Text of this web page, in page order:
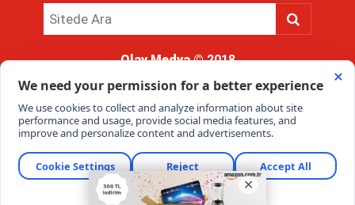
Olay Medya© 2018
kullanımı hukuki yaptırıma tabidir.
Haber Portalı Yazılımı